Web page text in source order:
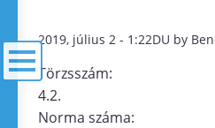
2019, július 2 - 1:22DU by
Törzsszám:
4.2.
Norma száma: